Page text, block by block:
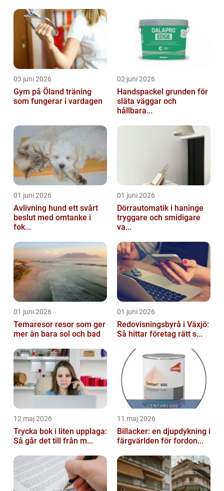
03 juni 2026
Gym på Öland träning
som fungerar i vardagen
02 juni 2026
Handspackel grunden för
släta väggar och
hållbara...
01 juni 2026
Avlivning hund ett svårt
beslut med omtanke i
fok...
01 juni 2026
Dörrautomatik i haninge
tryggare och smidigare
va...
01 juni 2026
Temaresor resor som ger
mer än bara sol och bad
01 juni 2026
Redovisningsbyrå i Växjö:
Så hittar företag rätt s...
12 maj 2026
Trycka bok i liten upplaga:
Så går det till från m...
11 maj 2026
Billacker: en djupdykning i
färgvärlden för fordon...